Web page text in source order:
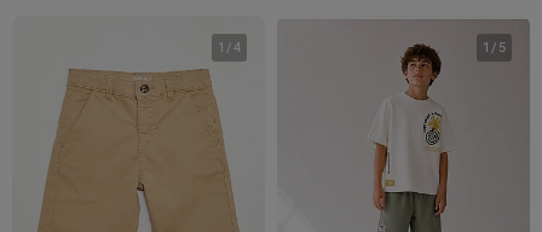
1 /4 1 / 5